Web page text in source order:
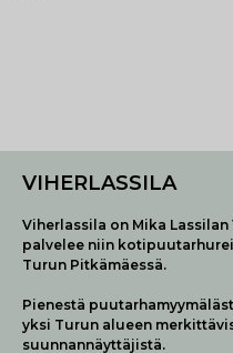
VIHERLASSILA
Viherlassila on Mika
palvelee niin
Turun Pitkämäessä.
Pienestä
yksi Turun alueen
suunnannäyttäjistä.